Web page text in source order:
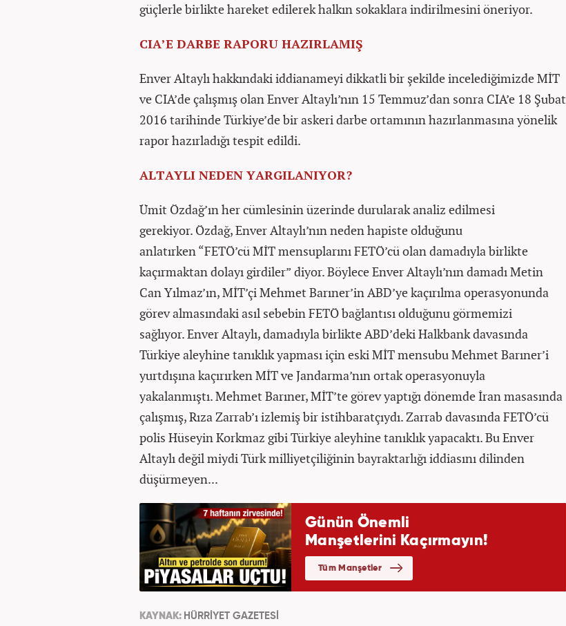
güçlerle birlikte hareket edilerek halkın sokaklara indirilmesini öneriyor.
CIA’E DARBE RAPORU HAZIRLAMIŞ
Enver Altaylı hakkındaki iddianameyi dikkatli bir şekilde incelediğimizde MİT
ve CIA’de çalışmış olan Enver Altaylı’nın 15 Temmuz’dan sonra CIA’e 18 Şubat
2016 tarihinde Türkiye’de bir askeri darbe ortamının hazırlanmasına yönelik
rapor hazırladığı tespit edildi.
ALTAYLI NEDEN YARGILANIYOR?
Ümit Özdağ’ın her cümlesinin üzerinde durularak analiz edilmesi
gerekiyor. Özdağ, Enver Altaylı’nın neden hapiste olduğunu
anlatırken “FETÖ’cü MİT mensuplarını FETÖ’cü olan damadıyla birlikte
kaçırmaktan dolayı girdiler” diyor. Böylece Enver Altaylı’nın damadı Metin
Can Yılmaz’ın, MİT’çi Mehmet Barıner’in ABD’ye kaçırılma operasyonunda
görev almasındaki asıl sebebin FETÖ bağlantısı olduğunu görmemizi
sağlıyor. Enver Altaylı, damadıyla birlikte ABD’deki Halkbank davasında
Türkiye aleyhine tanıklık yapması için eski MİT mensubu Mehmet Barıner’i
yurtdışına kaçırırken MİT ve Jandarma’nın ortak operasyonuyla
yakalanmıştı. Mehmet Barıner, MİT’te görev yaptığı dönemde İran masasında
çalışmış, Rıza Zarrab’ı izlemiş bir istihbaratçıydı. Zarrab davasında FETÖ’cü
polis Hüseyin Korkmaz gibi Türkiye aleyhine tanıklık yapacaktı. Bu Enver
Altaylı değil miydi Türk milliyetçiliğinin bayraktarlığı iddiasını dilinden
düşürmeyen...
KAYNAK: HÜRRİYET GAZETESİ